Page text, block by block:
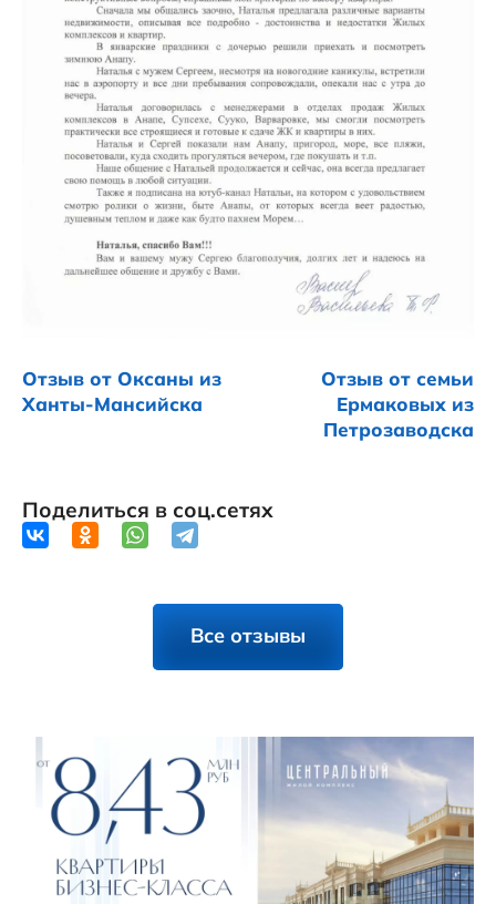
Отзыв от Оксаны из
Ханты-Мансийска
Отзыв от семьи
Ермаковых из
Петрозаводска
Поделиться в соц.сетях
Все отзывы